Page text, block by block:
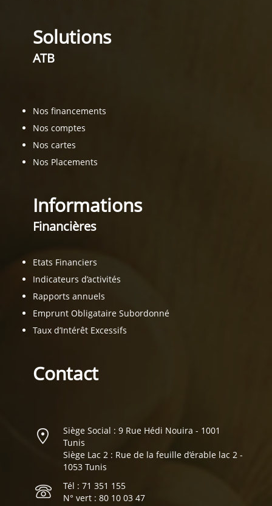
Solutions
ATB
Nos financements
Nos comptes
Nos cartes
Nos Placements
Informations
Financières
Etats Financiers
Indicateurs d’activités
Rapports annuels
Emprunt Obligataire Subordonné
Taux d’Intérêt Excessifs
Contact
Siège Social : 9 Rue Hédi Nouira - 1001
Tunis
Siège Lac 2 : Rue de la feuille d’érable lac 2 -
1053 Tunis
Tél : 71 351 155
N° vert : 80 10 03 47